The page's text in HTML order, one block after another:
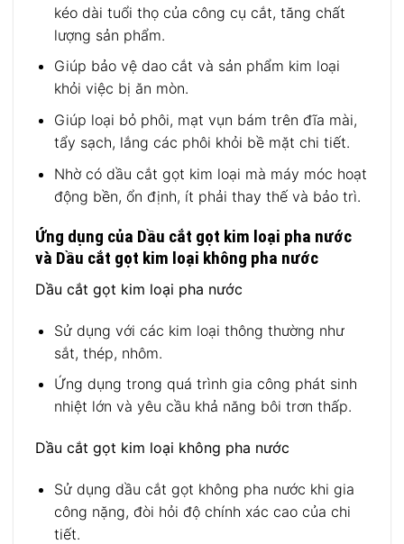
kéo dài tuổi thọ của công cụ cắt, tăng chất
lượng sản phẩm.
Giúp bảo vệ dao cắt và sản phẩm kim loại
khỏi việc bị ăn mòn.
Giúp loại bỏ phôi, mạt vụn bám trên đĩa mài,
tẩy sạch, lắng các phôi khỏi bề mặt chi tiết.
Nhờ có dầu cắt gọt kim loại mà máy móc hoạt
động bền, ổn định, ít phải thay thế và bảo trì.
Ứng dụng của Dầu cắt gọt kim loại pha nước
và Dầu cắt gọt kim loại không pha nước
Dầu cắt gọt kim loại pha nước
Sử dụng với các kim loại thông thường như
sắt, thép, nhôm.
Ứng dụng trong quá trình gia công phát sinh
nhiệt lớn và yêu cầu khả năng bôi trơn thấp.
Dầu cắt gọt kim loại không pha nước
Sử dụng dầu cắt gọt không pha nước khi gia
công nặng, đòi hỏi độ chính xác cao của chi
tiết.